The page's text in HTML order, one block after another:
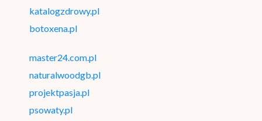
katalogzdrowy.pl
botoxena.pl
master24.com.pl
naturalwoodgb.pl
projektpasja.pl
psowaty.pl